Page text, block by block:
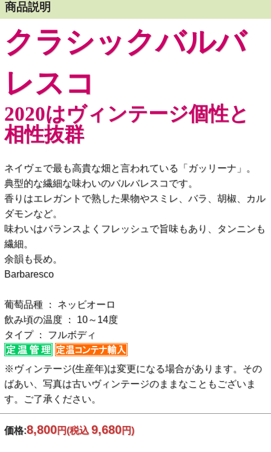
商品説明
クラシックバルバ
レスコ
2020はヴィンテージ個性と
相性抜群
ネイヴェで最も高貴な畑と言われている「ガッリーナ」。
典型的な繊細な味わいのバルバレスコです。
香りはエレガントで熟した果物やスミレ、バラ、胡椒、カル
ダモンなど。
味わいはバランスよくフレッシュで旨味もあり、タンニンも
繊細。
余韻も長め。
Barbaresco
葡萄品種 ： ネッビオーロ
飲み頃の温度 ： 10～14度
タイプ ： フルボディ
※ヴィンテージ(生産年)は変更になる場合があります。その
ばあい、写真は古いヴィンテージのままなこともございま
す。ご了承ください。
価格:8,800円(税込 9,680円)